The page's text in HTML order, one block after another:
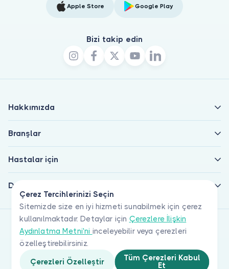
Çerez Tercihlerinizi Seçin
Sitemizde size en iyi hizmeti sunabilmek için çerez
kullanılmaktadır. Detaylar için Çerezlere İlişkin
Aydınlatma Metni'ni inceleyebilir veya çerezleri
özelleştirebilirsiniz.
Çerezleri Özelleştir
Tüm Çerezleri Kabul
Et
Apple Store Google Play
Bizi takip edin
Hakkımızda
Branşlar
Hastalar için
Doktorlar için